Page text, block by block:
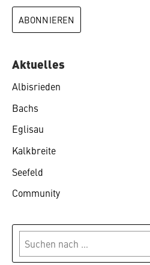
Aktuelles
Albisrieden
Bachs
Eglisau
Kalkbreite
Seefeld
Community